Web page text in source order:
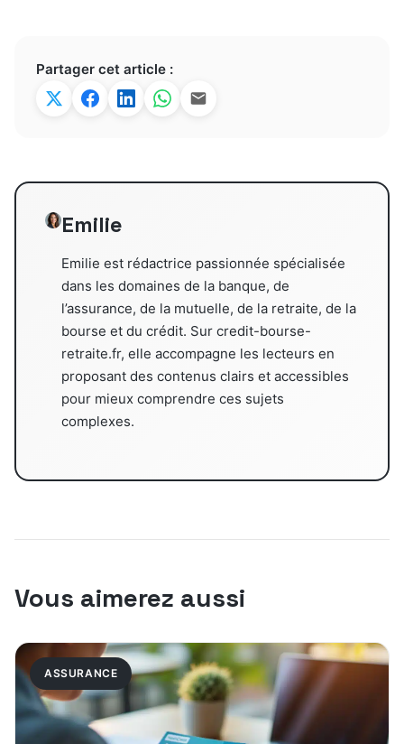
Partager cet article :
Emilie
Emilie est rédactrice passionnée spécialisée
dans les domaines de la banque, de
l’assurance, de la mutuelle, de la retraite, de la
bourse et du crédit. Sur credit-bourse-
retraite.fr, elle accompagne les lecteurs en
proposant des contenus clairs et accessibles
pour mieux comprendre ces sujets
complexes.
Vous aimerez aussi
ASSURANCE